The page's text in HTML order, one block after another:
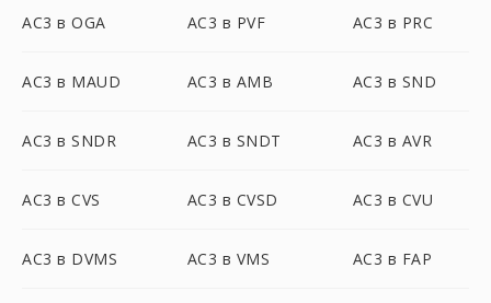
AC3 в OGA AC3 в PVF AC3 в PRC
AC3 в MAUD AC3 в AMB AC3 в SND
AC3 в SNDR AC3 в SNDT AC3 в AVR
AC3 в CVS AC3 в CVSD AC3 в CVU
AC3 в DVMS AC3 в VMS AC3 в FAP